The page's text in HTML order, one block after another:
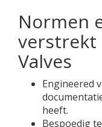
Normen
verstrekt
Valves
Engineered
heeft.
Bespoedig